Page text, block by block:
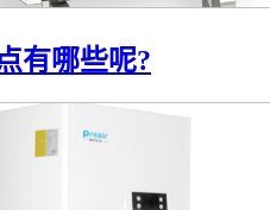
有哪些呢?